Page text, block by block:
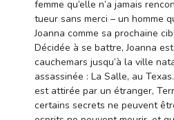
femme qu’elle n’a jamais
tueur sans merci – un homme
Joanna comme sa prochaine
Décidée à se battre, Joanna
cauchemars jusqu’à la ville
assassinée : La Salle, au
est attirée par un étranger,
certains secrets ne peuvent